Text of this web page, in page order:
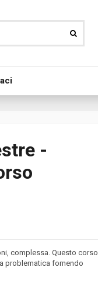
-
complessa. Questo corso
problematica fornendo